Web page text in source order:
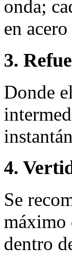
onda;
en
3.
Donde
4.
Se
máximo
dentro